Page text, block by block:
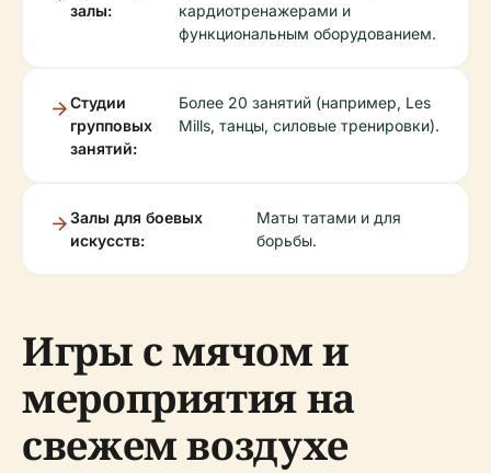
залы:
кардиотренажерами и
функциональным оборудованием.
Студии
групповых
занятий:
Более 20 занятий (например, Les
Mills, танцы, силовые тренировки).
Залы для боевых
искусств:
Маты татами и для
борьбы.
Игры с мячом и
мероприятия на
свежем воздухе